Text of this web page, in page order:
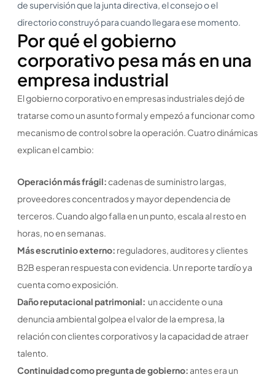
de supervisión que la junta directiva, el consejo o el
directorio construyó para cuando llegara ese momento.
Por qué el gobierno
corporativo pesa más en una
empresa industrial
El gobierno corporativo en empresas industriales dejó de
tratarse como un asunto formal y empezó a funcionar como
mecanismo de control sobre la operación. Cuatro dinámicas
explican el cambio:
Operación más frágil:cadenas de suministro largas,
proveedores concentrados y mayor dependencia de
terceros. Cuando algo falla en un punto, escala al resto en
horas, no en semanas.
Más escrutinio externo: reguladores, auditores y clientes
B2B esperan respuesta con evidencia. Un reporte tardío ya
cuenta como exposición.
Daño reputacional patrimonial: un accidente o una
denuncia ambiental golpea el valor de la empresa, la
relación con clientes corporativos y la capacidad de atraer
talento.
Continuidad como pregunta de gobierno:antes era un